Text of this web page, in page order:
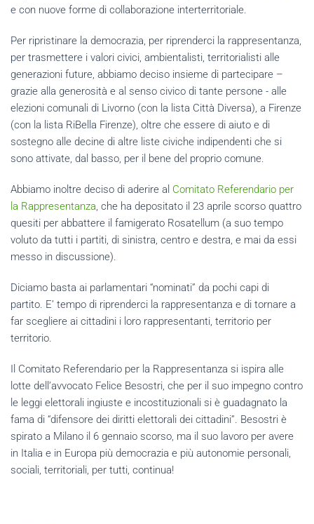
e con nuove forme di collaborazione interterritoriale.
Per ripristinare la democrazia, per riprenderci la rappresentanza,
per trasmettere i valori civici, ambientalisti, territorialisti alle
generazioni future, abbiamo deciso insieme di partecipare –
grazie alla generosità e al senso civico di tante persone - alle
elezioni comunali di Livorno (con la lista Città Diversa), a Firenze
(con la lista RiBella Firenze), oltre che essere di aiuto e di
sostegno alle decine di altre liste civiche indipendenti che si
sono attivate, dal basso, per il bene del proprio comune.
Abbiamo inoltre deciso di aderire al Comitato Referendario per
la Rappresentanza, che ha depositato il 23 aprile scorso quattro
quesiti per abbattere il famigerato Rosatellum (a suo tempo
voluto da tutti i partiti, di sinistra, centro e destra, e mai da essi
messo in discussione).
Diciamo basta ai parlamentari “nominati” da pochi capi di
partito. E’ tempo di riprenderci la rappresentanza e di tornare a
far scegliere ai cittadini i loro rappresentanti, territorio per
territorio.
Il Comitato Referendario per la Rappresentanza si ispira alle
lotte dell’avvocato Felice Besostri, che per il suo impegno contro
le leggi elettorali ingiuste e incostituzionali si è guadagnato la
fama di “difensore dei diritti elettorali dei cittadini”. Besostri è
spirato a Milano il 6 gennaio scorso, ma il suo lavoro per avere
in Italia e in Europa più democrazia e più autonomie personali,
sociali, territoriali, per tutti, continua!